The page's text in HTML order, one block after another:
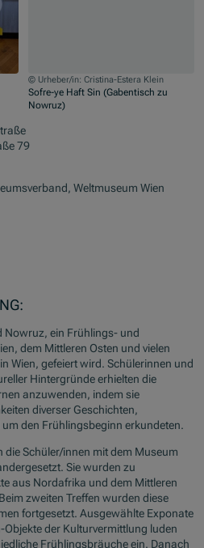
© Urheber/in: Cristina-Estera Klein
Sofre-ye Haft Sin (Gabentisch zu
Nowruz)
79
Weltmuseum Wien
Nowruz, ein Frühlings- und
dem Mittleren Osten und vielen
Wien, gefeiert wird. Schülerinnen und
Hintergründe erhielten die
anzuwenden, indem sie
diverser Geschichten,
den Frühlingsbeginn erkundeten.
die Schüler/innen mit dem Museum
Sie wurden zu
aus Nordafrika und dem Mittleren
zweiten Treffen wurden diese
fortgesetzt. Ausgewählte Exponate
der Kulturvermittlung luden
Frühlingsbräuche ein. Danach